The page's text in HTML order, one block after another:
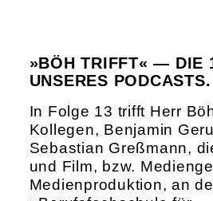
»BÖH TRIFFT« — DIE
UNSERES PODCASTS.
In Folge 13 trifft Herr
Kollegen, Benjamin
Sebastian Greßmann,
und Film, bzw.
Medienproduktion, an